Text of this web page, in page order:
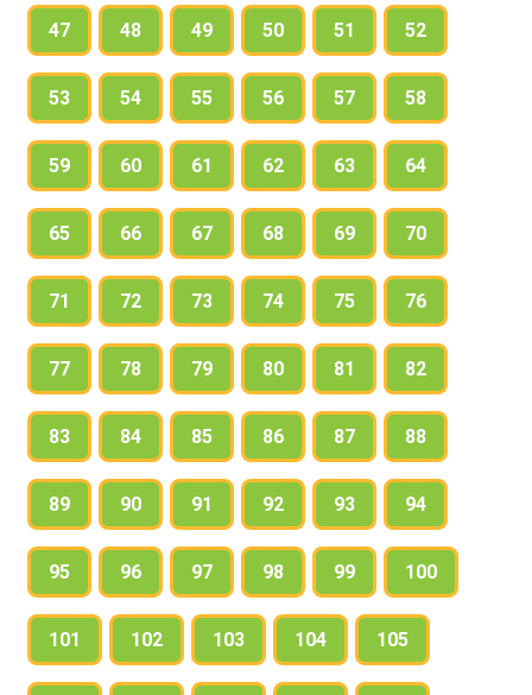
47 48 49 50 51 52
53 54 55 56 57 58
59 60 61 62 63 64
65 66 67 68 69 70
71 72 73 74 75 76
77 78 79 80 81 82
83 84 85 86 87 88
89 90 91 92 93 94
95 96 97 98 99 100
101 102 103 104 105